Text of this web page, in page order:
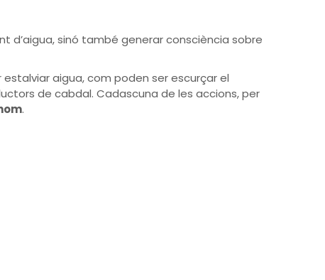
d’aigua, sinó també generar consciència sobre
estalviar aigua, com poden ser escurçar el
de cabdal. Cadascuna de les accions, per
.